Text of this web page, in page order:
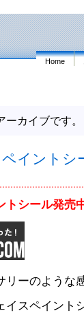
Home
カイブです。
イントシ
トシール発売
リーのような
イスペイント